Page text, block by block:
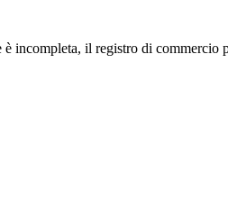
incompleta, il registro di commercio